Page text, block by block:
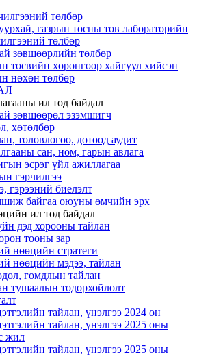
төлбөр
газрын тосны төв лабораторийн
төлбөр
зөвшөөрлийн төлбөр
төсвийн хөрөнгөөр хайгуул хийсэн
нөхөн төлбөр
ил тод байдал
зөвшөөрөл эзэмшигч
хөтөлбөр
төлөвлөгөө, дотоод аудит
сан, ном, гарын авлага
эсрэг үйл ажиллагаа
гэрчилгээ
гэрээний биелэлт
байгаа оюуны өмчийн эрх
ил тод байдал
дэд хорооны тайлан
тооны зар
нөөцийн стратеги
нөөцийн мэдээ, тайлан
гомдлын тайлан
тушаалын тодорхойлолт
тайлан, үнэлгээ 2024 он
тайлан, үнэлгээ 2025 оны
жил
тайлан, үнэлгээ 2025 оны